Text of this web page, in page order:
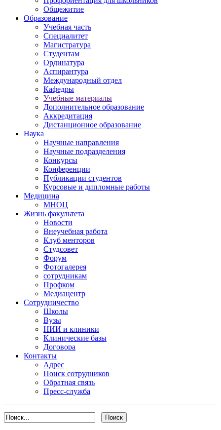
Общежитие
Образование
Учебная часть
Специалитет
Магистратура
Студентам
Ординатура
Аспирантура
Международный отдел
Кафедры
Учебные материалы
Дополнительное образование
Аккредитация
Дистанционное образование
Наука
Научные направления
Научные подразделения
Конкурсы
Конференции
Публикации студентов
Курсовые и дипломные работы
Медицина
МНОЦ
Жизнь факультета
Новости
Внеучебная работа
Клуб менторов
Студсовет
Форум
Фотогалерея
сотрудникам
Профком
Медиацентр
Сотрудничество
Школы
Вузы
НИИ и клиники
Клинические базы
Договора
Контакты
Адрес
Поиск сотрудников
Обратная связь
Пресс-служба